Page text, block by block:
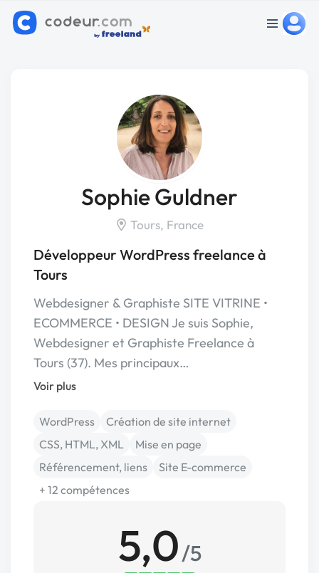
Sophie Guldner
Tours, France
Développeur WordPress freelance à
Tours
Webdesigner & Graphiste SITE VITRINE •
ECOMMERCE • DESIGN Je suis Sophie,
Webdesigner et Graphiste Freelance à
Tours (37). Mes principaux…
Voir plus
WordPress
Création de site internet
CSS, HTML, XML
Mise en page
Référencement, liens
Site E-commerce
+ 12 compétences
5,0/5